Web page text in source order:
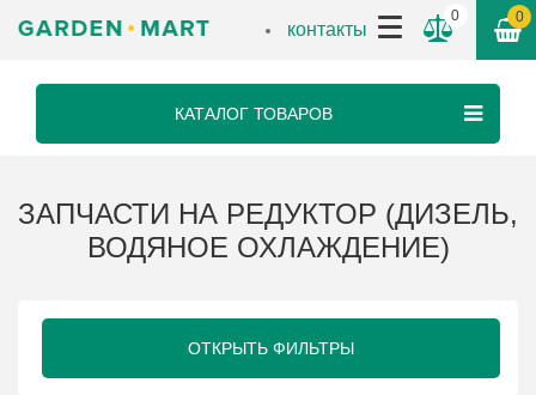
контакты
0 0
КАТАЛОГ ТОВАРОВ
ЗАПЧАСТИ НА РЕДУКТОР (ДИЗЕЛЬ,
ВОДЯНОЕ ОХЛАЖДЕНИЕ)
ОТКРЫТЬ ФИЛЬТРЫ